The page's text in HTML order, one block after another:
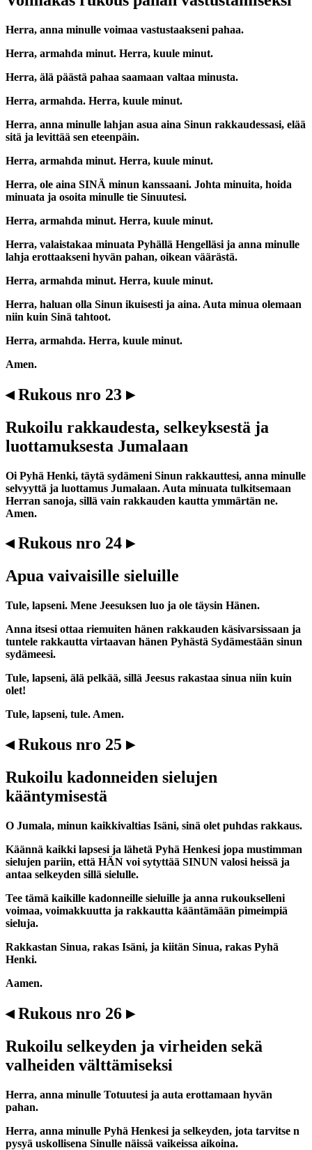
Herra, anna minulle voimaa vastustaakseni pahaa.
Herra, armahda minut. Herra, kuule minut.
Herra, älä päästä pahaa saamaan valtaa minusta.
Herra, armahda. Herra, kuule minut.
Herra, anna minulle lahjan asua aina Sinun rakkaudessasi, elää
sitä ja levittää sen eteenpäin.
Herra, armahda minut. Herra, kuule minut.
Herra, ole aina SINÄ minun kanssaani. Johta minuita, hoida
minuata ja osoita minulle tie Sinuutesi.
Herra, armahda minut. Herra, kuule minut.
Herra, valaistakaa minuata Pyhällä Hengelläsi ja anna minulle
lahja erottaakseni hyvän pahan, oikean väärästä.
Herra, armahda minut. Herra, kuule minut.
Herra, haluan olla Sinun ikuisesti ja aina. Auta minua olemaan
niin kuin Sinä tahtoot.
Herra, armahda. Herra, kuule minut.
Amen.
◂ Rukous nro 23 ▸
Rukoilu rakkaudesta, selkeyksestä ja
luottamuksesta Jumalaan
Oi Pyhä Henki, täytä sydämeni Sinun rakkauttesi, anna minulle
selvyyttä ja luottamus Jumalaan. Auta minuata tulkitsemaan
Herran sanoja, sillä vain rakkauden kautta ymmärtän ne.
Amen.
◂ Rukous nro 24 ▸
Apua vaivaisille sieluille
Tule, lapseni. Mene Jeesuksen luo ja ole täysin Hänen.
Anna itsesi ottaa riemuiten hänen rakkauden käsivarsissaan ja
tuntele rakkautta virtaavan hänen Pyhästä Sydämestään sinun
sydämeesi.
Tule, lapseni, älä pelkää, sillä Jeesus rakastaa sinua niin kuin
olet!
Tule, lapseni, tule. Amen.
◂ Rukous nro 25 ▸
Rukoilu kadonneiden sielujen
kääntymisestä
O Jumala, minun kaikkivaltias Isäni, sinä olet puhdas rakkaus.
Käännä kaikki lapsesi ja lähetä Pyhä Henkesi jopa mustimman
sielujen pariin, että HÄN voi sytyttää SINUN valosi heissä ja
antaa selkeyden sillä sielulle.
Tee tämä kaikille kadonneille sieluille ja anna rukoukselleni
voimaa, voimakkuutta ja rakkautta kääntämään pimeimpiä
sieluja.
Rakkastan Sinua, rakas Isäni, ja kiitän Sinua, rakas Pyhä
Henki.
Aamen.
◂ Rukous nro 26 ▸
Rukoilu selkeyden ja virheiden sekä
valheiden välttämiseksi
Herra, anna minulle Totuutesi ja auta erottamaan hyvän
pahan.
Herra, anna minulle Pyhä Henkesi ja selkeyden, jota tarvitse n
pysyä uskollisena Sinulle näissä vaikeissa aikoina.